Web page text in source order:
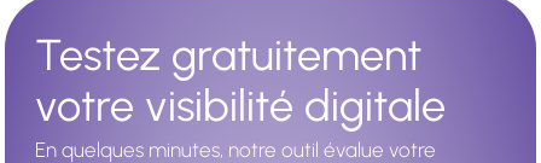
Testez gratuitement
votre visibilité digitale
En quelques minutes, notre outil évalue votre